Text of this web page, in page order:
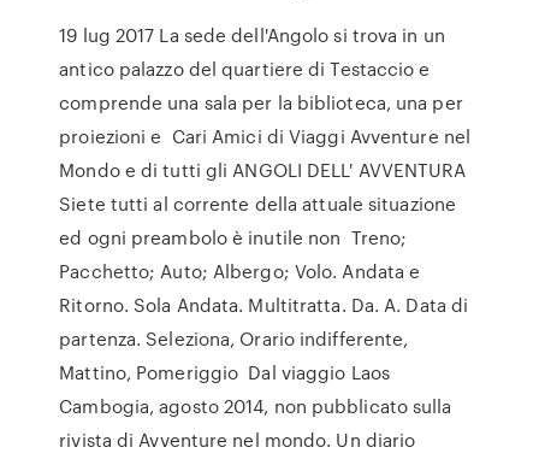
19 lug 2017 La sede dell'Angolo si trova in un
antico palazzo del quartiere di Testaccio e
comprende una sala per la biblioteca, una per
proiezioni e Cari Amici di Viaggi Avventure nel
Mondo e di tutti gli ANGOLI DELL' AVVENTURA
Siete tutti al corrente della attuale situazione
ed ogni preambolo è inutile non Treno;
Pacchetto; Auto; Albergo; Volo. Andata e
Ritorno. Sola Andata. Multitratta. Da. A. Data di
partenza. Seleziona, Orario indifferente,
Mattino, Pomeriggio Dal viaggio Laos
Cambogia, agosto 2014, non pubblicato sulla
rivista di Avventure nel mondo. Un diario